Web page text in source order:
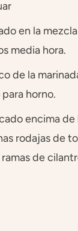
en la
media hora.
de la
horno.
encima de
rodajas de
de